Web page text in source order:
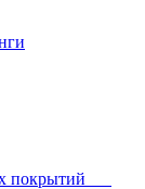
покрытий